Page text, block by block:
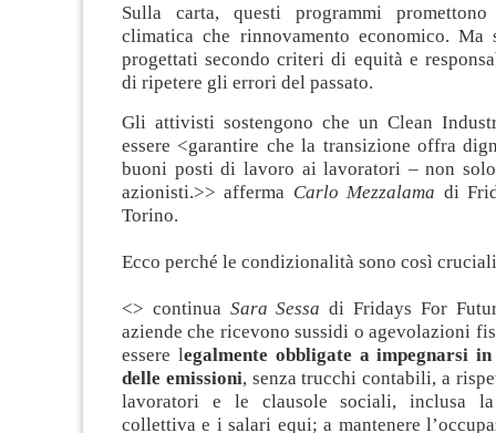
Sulla carta, questi programmi
climatica che rinnovamento economico. Ma
progettati secondo criteri di equità e
di ripetere gli errori del passato.
Gli attivisti sostengono che un Clean
essere <garantire che la transizione offra
buoni posti di lavoro ai lavoratori – non
azionisti.>> afferma Carlo Mezzalama di
Torino.
Ecco perché le condizionalità sono così
<> continua Sara Sessa di Fridays For
aziende che ricevono sussidi o agevolazioni
essere legalmente obbligate a impegnarsi
delle emissioni, senza trucchi contabili, a
lavoratori e le clausole sociali, inclusa la
collettiva e i salari equi; a mantenere